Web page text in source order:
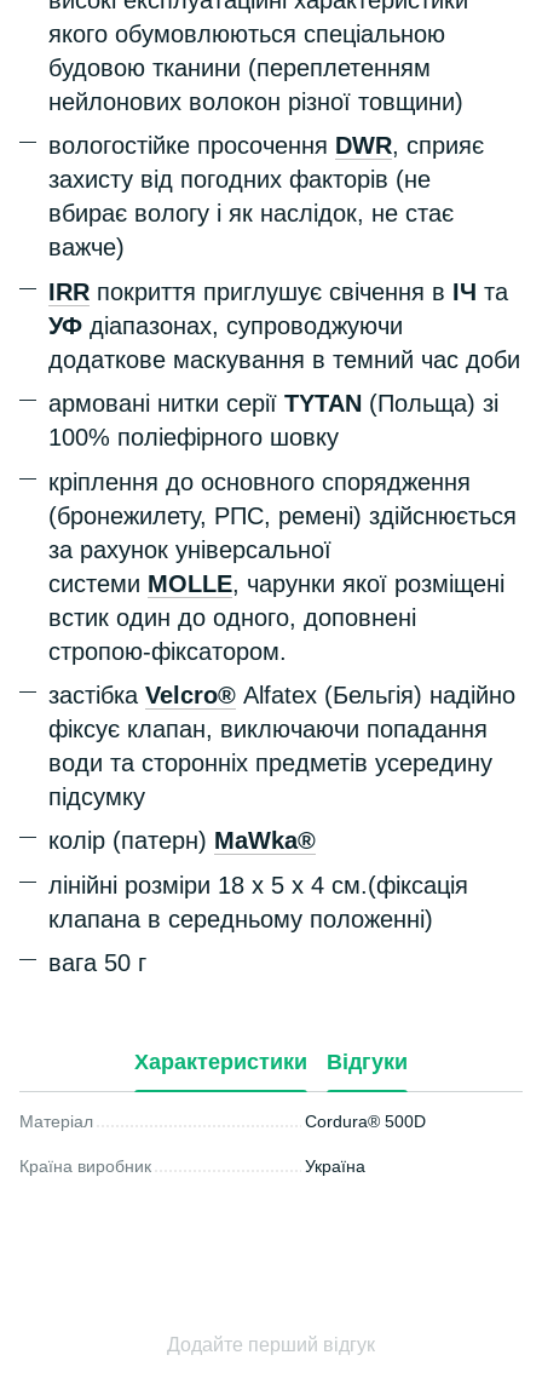
якого обумовлюються спеціальною
будовою тканини (переплетенням
нейлонових волокон різної товщини)
вологостійке просочення DWR, сприяє
захисту від погодних факторів (не
вбирає вологу і як наслідок, не стає
важче)
IRR покриття приглушує свічення в ІЧ та
УФ діапазонах, супроводжуючи
додаткове маскування в темний час доби
армовані нитки серії TYTAN (Польща) зі
100% поліефірного шовку
кріплення до основного спорядження
(бронежилету, РПС, ремені) здійснюється
за рахунок універсальної
системи MOLLE, чарунки якої розміщені
встик один до одного, доповнені
стропою-фіксатором.
застібка Velcro® Alfatex (Бельгія) надійно
фіксує клапан, виключаючи попадання
води та сторонніх предметів усередину
підсумку
колір (патерн) MaWka®
лінійні розміри 18 х 5 х 4 см.(фіксація
клапана в середньому положенні)
вага 50 г
Характеристики Відгуки
Матеріал Cordura® 500D
Країна виробник Україна
Додайте перший відгук